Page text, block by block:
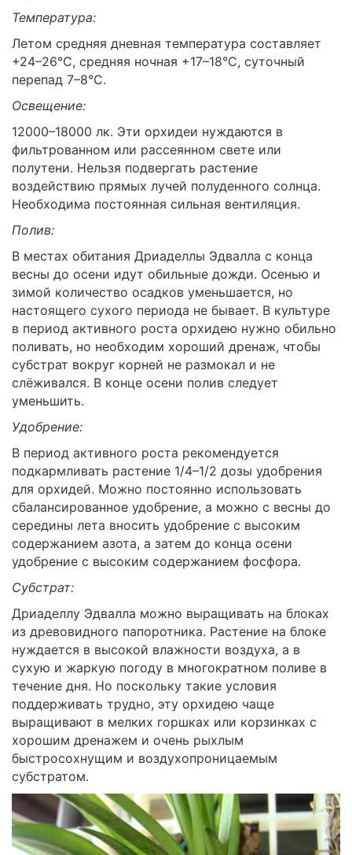
Температура:
Летом средняя дневная температура составляет
+24–26°C, средняя ночная +17–18°C, суточный
перепад 7–8°C.
Освещение:
12000–18000 лк. Эти орхидеи нуждаются в
фильтрованном или рассеянном свете или
полутени. Нельзя подвергать растение
воздействию прямых лучей полуденного солнца.
Необходима постоянная сильная вентиляция.
Полив:
В местах обитания Дриаделлы Эдвалла с конца
весны до осени идут обильные дожди. Осенью и
зимой количество осадков уменьшается, но
настоящего сухого периода не бывает. В культуре
в период активного роста орхидею нужно обильно
поливать, но необходим хороший дренаж, чтобы
субстрат вокруг корней не размокал и не
слёживался. В конце осени полив следует
уменьшить.
Удобрение:
В период активного роста рекомендуется
подкармливать растение 1/4–1/2 дозы удобрения
для орхидей. Можно постоянно использовать
сбалансированное удобрение, а можно с весны до
середины лета вносить удобрение с высоким
содержанием азота, а затем до конца осени
удобрение с высоким содержанием фосфора.
Субстрат:
Дриаделлу Эдвалла можно выращивать на блоках
из древовидного папоротника. Растение на блоке
нуждается в высокой влажности воздуха, а в
сухую и жаркую погоду в многократном поливе в
течение дня. Но поскольку такие условия
поддерживать трудно, эту орхидею чаще
выращивают в мелких горшках или корзинках с
хорошим дренажем и очень рыхлым
быстросохнущим и воздухопроницаемым
субстратом.